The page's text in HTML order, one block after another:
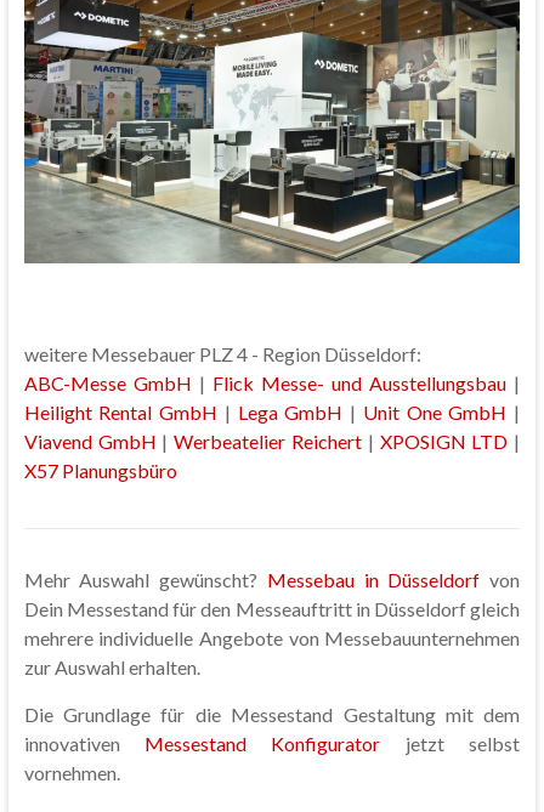
weitere Messebauer PLZ 4 - Region Düsseldorf:
ABC-Messe GmbH | Flick Messe- und Ausstellungsbau |
Heilight Rental GmbH | Lega GmbH | Unit One GmbH |
Viavend GmbH |Werbeatelier Reichert | XPOSIGN LTD |
X57 Planungsbüro
Mehr Auswahl gewünscht? Messebau in Düsseldorf von
Dein Messestand für den Messeauftritt in Düsseldorf gleich
mehrere individuelle Angebote von Messebauunternehmen
zur Auswahl erhalten.
Die Grundlage für die Messestand Gestaltung mit dem
innovativen Messestand Konfigurator jetzt selbst
vornehmen.